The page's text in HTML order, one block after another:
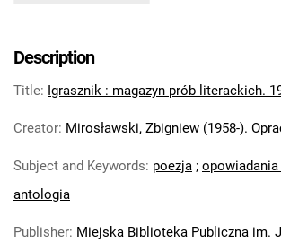
Description
Title: Igrasznik : magazyn prób literackich.
Creator: Mirosławski, Zbigniew (1958-).
Subject and Keywords: poezja ;
antologia
Publisher: Miejska Biblioteka Publiczna im.